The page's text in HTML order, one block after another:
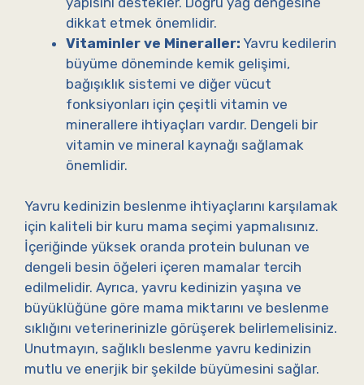
dikkat etmek önemlidir.
Vitaminler ve Mineraller: Yavru kedilerin
büyüme döneminde kemik gelişimi,
bağışıklık sistemi ve diğer vücut
fonksiyonları için çeşitli vitamin ve
minerallere ihtiyaçları vardır. Dengeli bir
vitamin ve mineral kaynağı sağlamak
önemlidir.
Yavru kedinizin beslenme ihtiyaçlarını karşılamak
için kaliteli bir kuru mama seçimi yapmalısınız.
İçeriğinde yüksek oranda protein bulunan ve
dengeli besin öğeleri içeren mamalar tercih
edilmelidir. Ayrıca, yavru kedinizin yaşına ve
büyüklüğüne göre mama miktarını ve beslenme
sıklığını veterinerinizle görüşerek belirlemelisiniz.
Unutmayın, sağlıklı beslenme yavru kedinizin
mutlu ve enerjik bir şekilde büyümesini sağlar.